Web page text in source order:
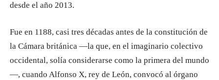
desde el año 2013.
Fue en 1188, casi tres décadas antes de la constitución de
la Cámara británica —la que, en el imaginario colectivo
occidental, solía considerarse como la primera del mundo
—, cuando Alfonso X, rey de León, convocó al órgano